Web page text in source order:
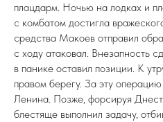
плацдарм. Ночью на лодках и
с комбатом достигла
средства Макоев отправил
с ходу атаковал. Внезапность
в панике оставил позиции. К
правом берегу. За эту
Ленина. Позже, форсируя
блестяще выполнил задачу,